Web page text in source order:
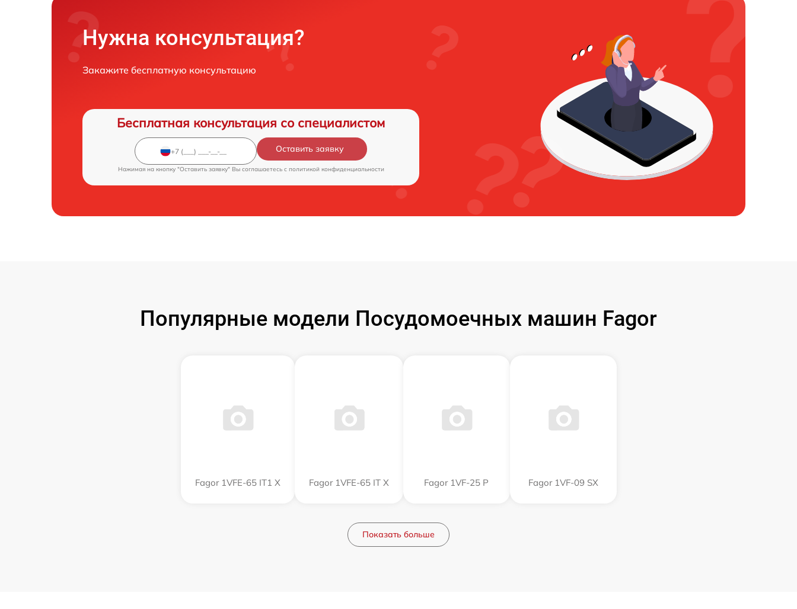
Нужна консультация?
Закажите бесплатную консультацию
Бесплатная консультация со специалистом
Оставить заявку
Нажимая на кнопку "Оставить заявку" Вы соглашаетесь c политикой конфиденциальности
Популярные модели Посудомоечных машин Fagor
Fagor 1VFE-65 IT1 X Fagor 1VFE-65 IT X Fagor 1VF-25 P Fagor 1VF-09 SX
Показать больше